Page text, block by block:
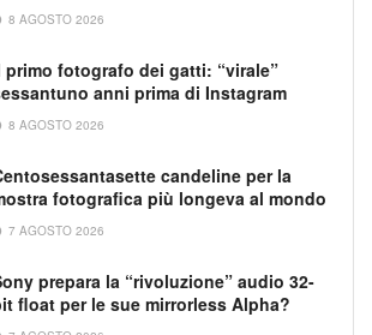
8 AGOSTO 2026
primo fotografo dei gatti: “virale”
anni prima di Instagram
8 AGOSTO 2026
candeline per la
fotografica più longeva al mondo
7 AGOSTO 2026
prepara la “rivoluzione” audio 32-
float per le sue mirrorless Alpha?